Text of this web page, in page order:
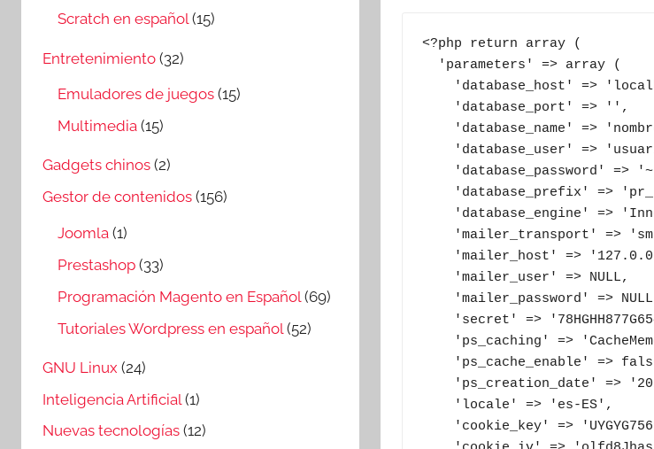
<?php return array (
Scratch en español(15)
Entretenimiento (32)
Emuladores de juegos (15)
Multimedia (15)
Gadgets chinos (2)
Gestor de contenidos (156)
Joomla (1)
Prestashop (33)
Programación Magento en Español (69)
Tutoriales Wordpress en español (52)
GNU Linux (24)
Inteligencia Artificial (1)
Nuevas tecnologías (12)